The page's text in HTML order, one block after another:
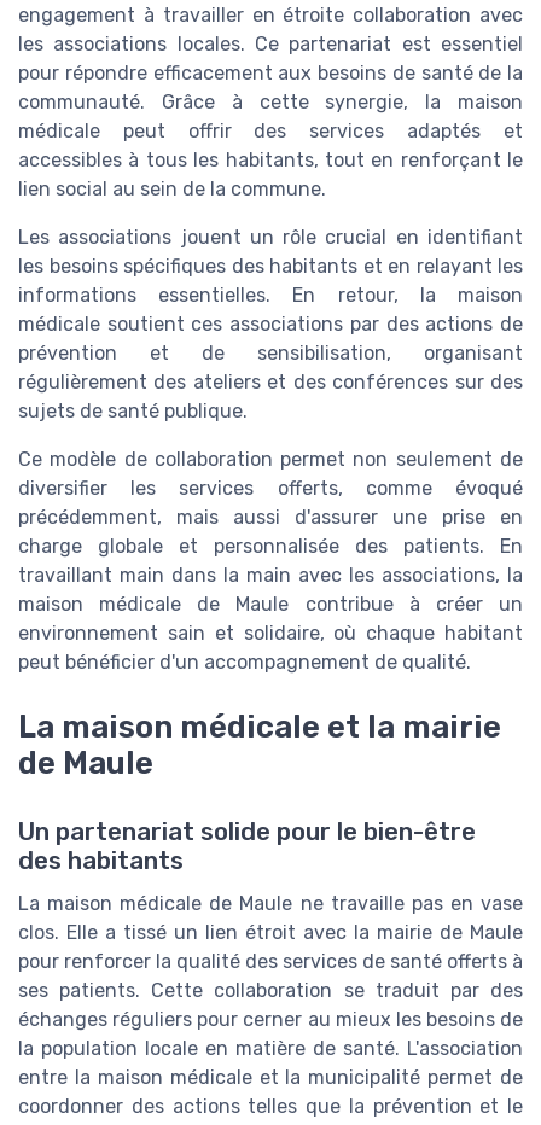
engagement à travailler en étroite collaboration avec
les associations locales. Ce partenariat est essentiel
pour répondre efficacement aux besoins de santé de la
communauté. Grâce à cette synergie, la maison
médicale peut offrir des services adaptés et
accessibles à tous les habitants, tout en renforçant le
lien social au sein de la commune.
Les associations jouent un rôle crucial en identifiant
les besoins spécifiques des habitants et en relayant les
informations essentielles. En retour, la maison
médicale soutient ces associations par des actions de
prévention et de sensibilisation, organisant
régulièrement des ateliers et des conférences sur des
sujets de santé publique.
Ce modèle de collaboration permet non seulement de
diversifier les services offerts, comme évoqué
précédemment, mais aussi d'assurer une prise en
charge globale et personnalisée des patients. En
travaillant main dans la main avec les associations, la
maison médicale de Maule contribue à créer un
environnement sain et solidaire, où chaque habitant
peut bénéficier d'un accompagnement de qualité.
La maison médicale et la mairie
de Maule
Un partenariat solide pour le bien-être
des habitants
La maison médicale de Maule ne travaille pas en vase
clos. Elle a tissé un lien étroit avec la mairie de Maule
pour renforcer la qualité des services de santé offerts à
ses patients. Cette collaboration se traduit par des
échanges réguliers pour cerner au mieux les besoins de
la population locale en matière de santé. L'association
entre la maison médicale et la municipalité permet de
coordonner des actions telles que la prévention et le